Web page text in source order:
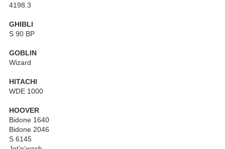
4198.3
GHIBLI
S 90 BP
GOBLIN
Wizard
HITACHI
WDE 1000
HOOVER
Bidone 1640
Bidone 2046
S 6145